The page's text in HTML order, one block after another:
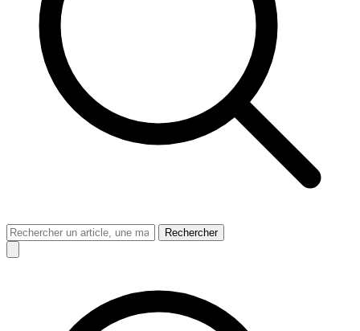
Rechercher